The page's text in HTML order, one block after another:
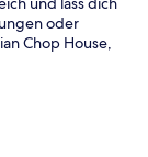
oder
Chop House,
das hilfsbereite